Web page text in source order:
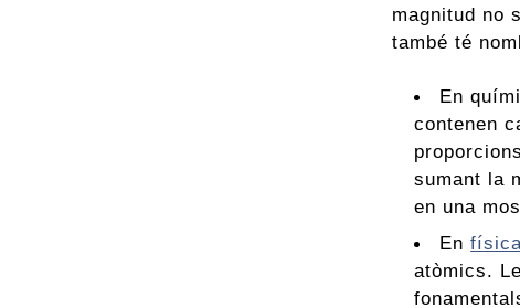
magnitud no
també té
En
contenen
sumant la
en una
En
atòmics.